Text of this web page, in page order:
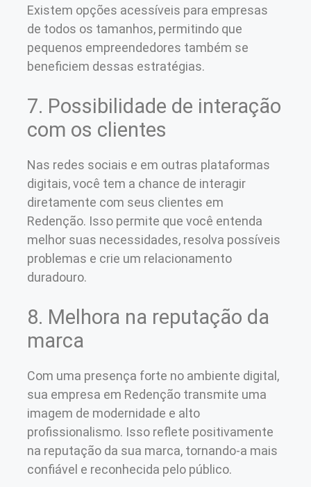
Existem opções acessíveis para empresas
de todos os tamanhos, permitindo que
pequenos empreendedores também se
beneficiem dessas estratégias.
7. Possibilidade de interação
com os clientes
Nas redes sociais e em outras plataformas
digitais, você tem a chance de interagir
diretamente com seus clientes em
Redenção. Isso permite que você entenda
melhor suas necessidades, resolva possíveis
problemas e crie um relacionamento
duradouro.
8. Melhora na reputação da
marca
Com uma presença forte no ambiente digital,
sua empresa em Redenção transmite uma
imagem de modernidade e alto
profissionalismo. Isso reflete positivamente
na reputação da sua marca, tornando-a mais
confiável e reconhecida pelo público.